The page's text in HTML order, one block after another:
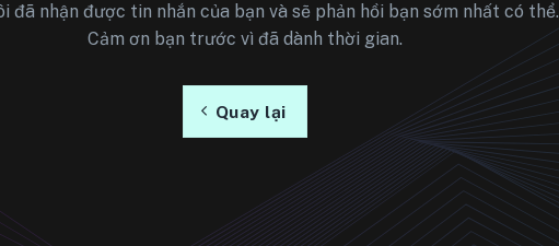
đã nhận được tin nhắn của bạn và sẽ phản hồi bạn sớm nhất có thể.
Cảm ơn bạn trước vì đã dành thời gian.
Quay lại